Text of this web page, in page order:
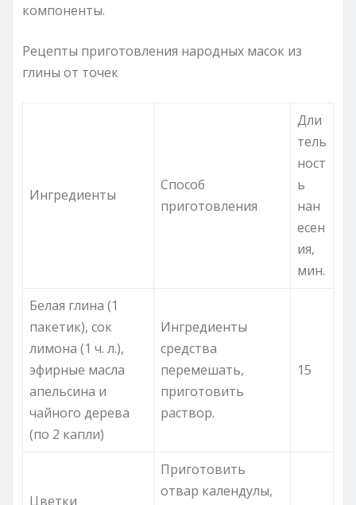
компоненты.
Рецепты приготовления народных масок из
глины от точек
Ингредиенты
Способ
приготовления
Дли
тель
ност
ь
нан
есен
ия,
мин.
Белая глина (1
пакетик), сок
лимона (1 ч. л.),
эфирные масла
апельсина и
чайного дерева
(по 2 капли)
Ингредиенты
средства
перемешать,
приготовить
раствор.
15
Цветки
Приготовить
отвар календулы,